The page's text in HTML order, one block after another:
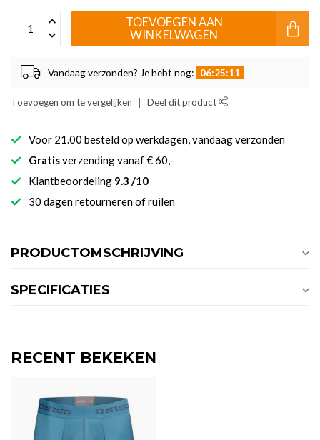
TOEVOEGEN AAN
WINKELWAGEN
Vandaag verzonden? Je hebt nog: 06:25:11
Toevoegen om te vergelijken Deel dit product
Voor 21.00 besteld op werkdagen, vandaag verzonden
Gratisverzending vanaf € 60,-
Klantbeoordeling 9.3 /10
30 dagen retourneren of ruilen
PRODUCTOMSCHRIJVING
SPECIFICATIES
RECENT BEKEKEN